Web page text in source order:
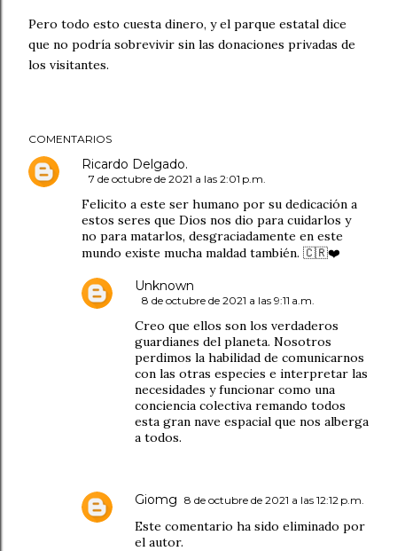
Pero todo esto cuesta dinero, y el parque estatal dice
que no podría sobrevivir sin las donaciones privadas de
los visitantes.
COMENTARIOS
Ricardo Delgado.
7 de octubre de 2021 a las 2:01 p.m.
Felicito a este ser humano por su dedicación a
estos seres que Dios nos dio para cuidarlos y
no para matarlos, desgraciadamente en este
mundo existe mucha maldad también. 🇨🇷❤️
Unknown
8 de octubre de 2021 a las 9:11 a.m.
Creo que ellos son los verdaderos
guardianes del planeta. Nosotros
perdimos la habilidad de comunicarnos
con las otras especies e interpretar las
necesidades y funcionar como una
conciencia colectiva remando todos
esta gran nave espacial que nos alberga
a todos.
Giomg 8 de octubre de 2021 a las 12:12 p.m.
Este comentario ha sido eliminado por
el autor.